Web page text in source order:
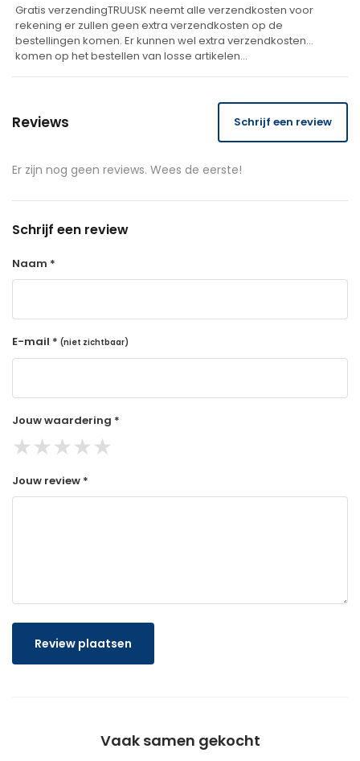
Gratis verzendingTRUUSK neemt alle verzendkosten voor
rekening er zullen geen extra verzendkosten op de
bestellingen komen. Er kunnen wel extra verzendkosten
komen op het bestellen van losse artikelen…
Reviews Schrijf een review
Er zijn nog geen reviews. Wees de eerste!
Schrijf een review
Naam *
E-mail * (niet zichtbaar)
Jouw waardering *
★★★★★
Jouw review *
Review plaatsen
Vaak samen gekocht